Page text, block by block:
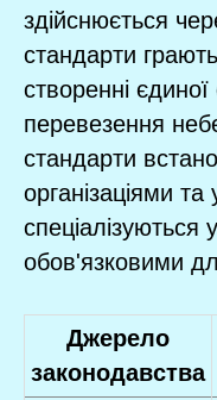
здійснюється
стандарти
створенні
перевезення
стандарти
організаціями
спеціалізуються
обов'язковими
Джерело
законодавства